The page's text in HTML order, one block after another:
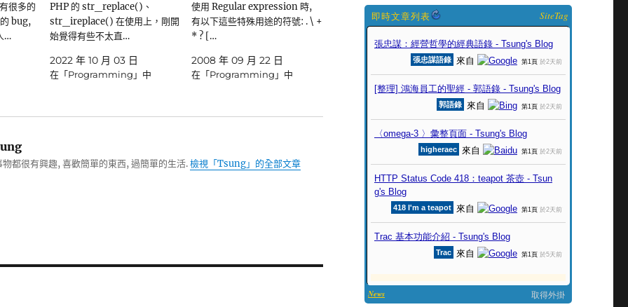
很多的
bug,
…
PHP 的 str_replace()、
str_ireplace() 在使用上，剛開
始覺得有些不太直…
2022 年 10 月 03 日
在「Programming」中
使用 Regular expression 時,
有以下這些特殊用途的符號: . \ +
* ? […
2008 年 09 月 22 日
在「Programming」中
都很有興趣, 喜歡簡單的東西, 過簡單的生活.檢視「Tsung」的全部文章
SiteTag